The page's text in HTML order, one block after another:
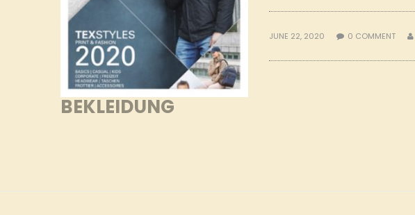
BEKLEIDUNG
JUNE 22, 2020 0 COMMENT